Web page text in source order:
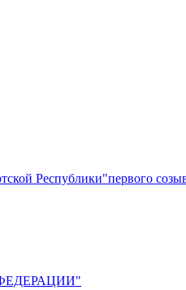
Республики"первого